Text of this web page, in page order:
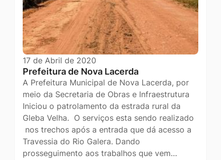
17 de Abril de 2020
Prefeitura de Nova Lacerda
A Prefeitura Municipal de Nova Lacerda, por
meio da Secretaria de Obras e Infraestrutura
Iniciou o patrolamento da estrada rural da
Gleba Velha. O serviços esta sendo realizado
nos trechos após a entrada que dá acesso a
Travessia do Rio Galera. Dando
prosseguimento aos trabalhos que vem…